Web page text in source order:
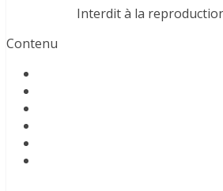
Interdit à la
Contenu